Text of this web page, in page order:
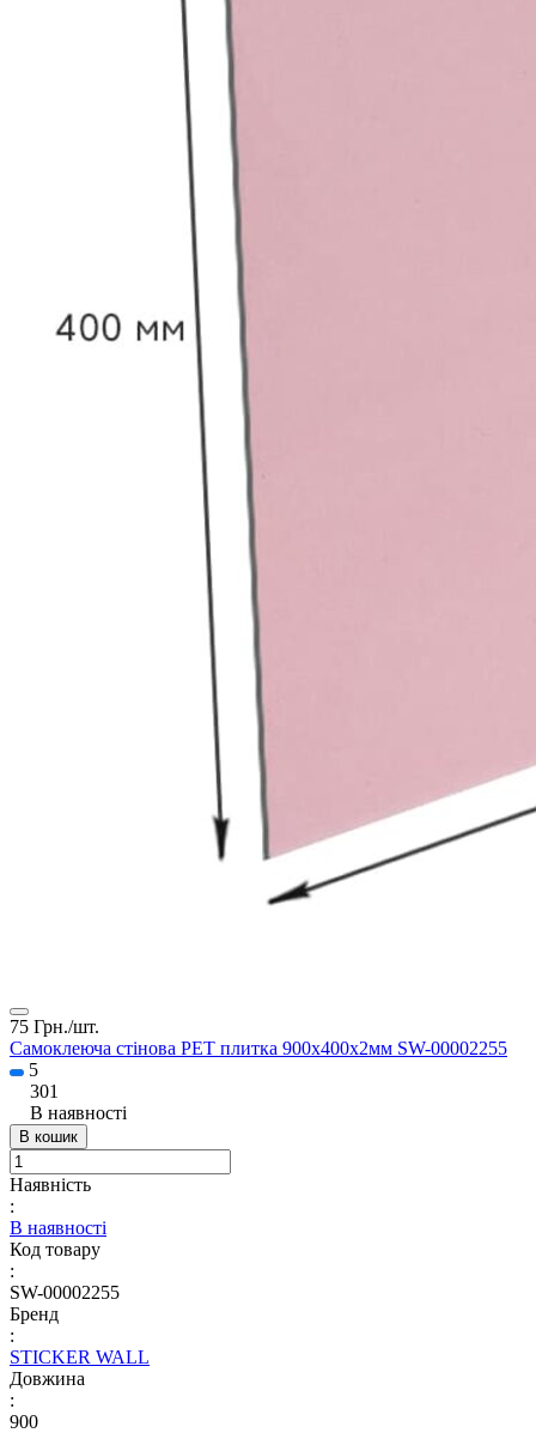
75 Грн./шт.
Самоклеюча стінова PET плитка 900х400х2мм SW-00002255
5
301
В наявності
В кошик
Наявність
:
В наявності
Код товару
:
SW-00002255
Бренд
:
STICKER WALL
Довжина
:
900